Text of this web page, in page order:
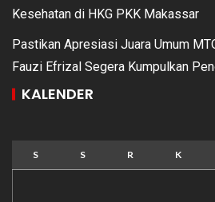
Kesehatan di HKG PKK Makassar
Pastikan Apresiasi Juara Umum
Fauzi Efrizal Segera Kumpulkan
KALENDER
S S R K